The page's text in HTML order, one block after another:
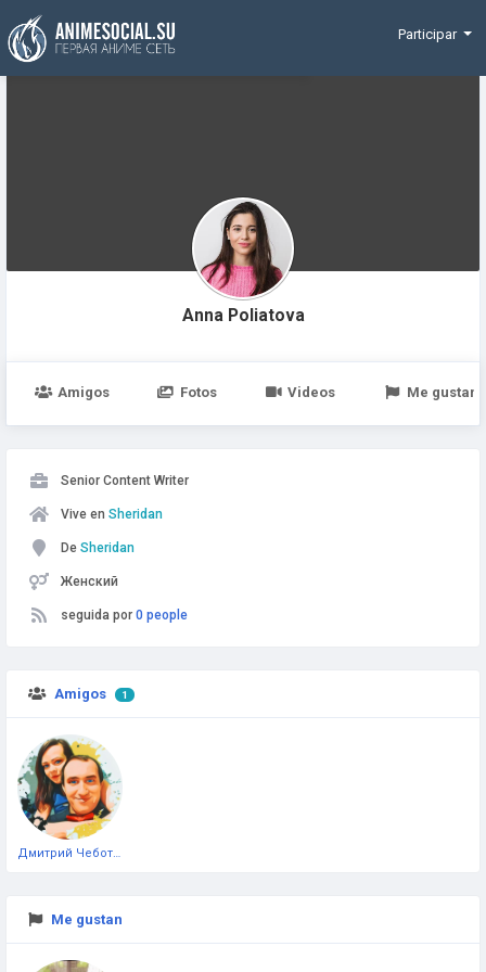
Funding
Participar
Anna Poliatova
Amigos Fotos Videos Me gustan
Senior Content Writer
Vive en Sheridan
De Sheridan
Женский
seguida por 0 people
Amigos 1
Me gustan